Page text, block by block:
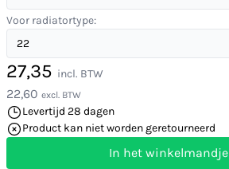
Voor radiatortype:
27,35 incl. BTW
22,60 excl. BTW
Levertijd 28 dagen
Product kan niet worden geretourneerd
In het winkelmandje